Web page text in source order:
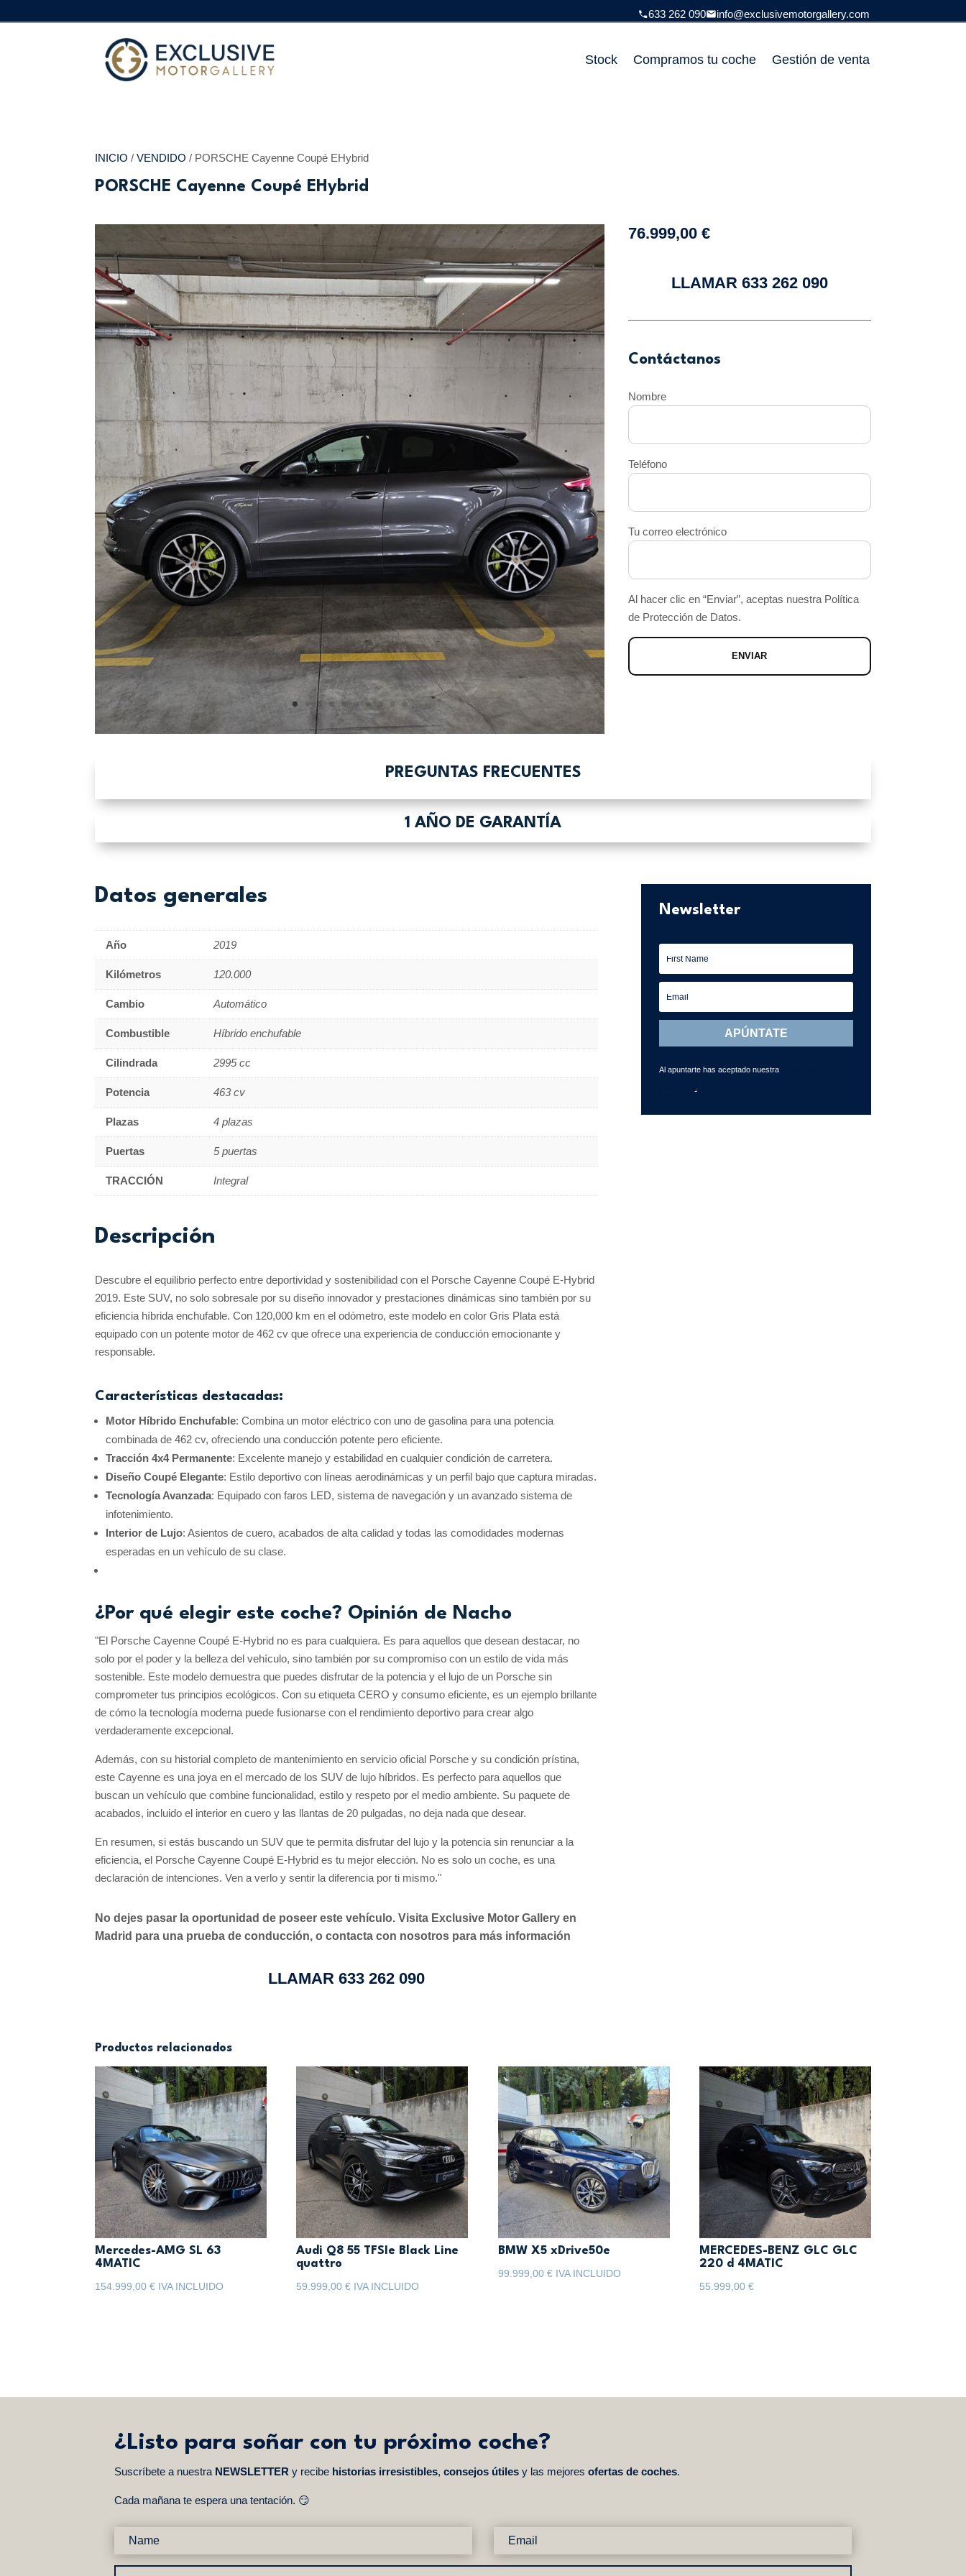
633 262 090 info@exclusivemotorgallery.com
Stock Compramos tu coche Gestión de venta
INICIO / VENDIDO / PORSCHE Cayenne Coupé EHybrid
PORSCHE Cayenne Coupé EHybrid
76.999,00 €
LLAMAR 633 262 090
Contáctanos
Nombre
Teléfono
Tu correo electrónico
Al hacer clic en “Enviar”, aceptas nuestra Política
de Protección de Datos.
PREGUNTAS FRECUENTES
1 AÑO DE GARANTÍA
Datos generales
Año 2019
Kilómetros 120.000
Cambio Automático
Combustible Híbrido enchufable
Cilindrada 2995 cc
Potencia 463 cv
Plazas 4 plazas
Puertas 5 puertas
TRACCIÓN Integral
Descripción
Descubre el equilibrio perfecto entre deportividad y sostenibilidad con el Porsche Cayenne Coupé E-Hybrid
2019. Este SUV, no solo sobresale por su diseño innovador y prestaciones dinámicas sino también por su
eficiencia híbrida enchufable. Con 120,000 km en el odómetro, este modelo en color Gris Plata está
equipado con un potente motor de 462 cv que ofrece una experiencia de conducción emocionante y
responsable.
Características destacadas:
Motor Híbrido Enchufable: Combina un motor eléctrico con uno de gasolina para una potencia
combinada de 462 cv, ofreciendo una conducción potente pero eficiente.
Tracción 4x4 Permanente: Excelente manejo y estabilidad en cualquier condición de carretera.
Diseño Coupé Elegante: Estilo deportivo con líneas aerodinámicas y un perfil bajo que captura miradas.
Tecnología Avanzada: Equipado con faros LED, sistema de navegación y un avanzado sistema de
infotenimiento.
Interior de Lujo: Asientos de cuero, acabados de alta calidad y todas las comodidades modernas
esperadas en un vehículo de su clase.
¿Por qué elegir este coche? Opinión de Nacho
"El Porsche Cayenne Coupé E-Hybrid no es para cualquiera. Es para aquellos que desean destacar, no
solo por el poder y la belleza del vehículo, sino también por su compromiso con un estilo de vida más
sostenible. Este modelo demuestra que puedes disfrutar de la potencia y el lujo de un Porsche sin
comprometer tus principios ecológicos. Con su etiqueta CERO y consumo eficiente, es un ejemplo brillante
de cómo la tecnología moderna puede fusionarse con el rendimiento deportivo para crear algo
verdaderamente excepcional.
Además, con su historial completo de mantenimiento en servicio oficial Porsche y su condición prístina,
este Cayenne es una joya en el mercado de los SUV de lujo híbridos. Es perfecto para aquellos que
buscan un vehículo que combine funcionalidad, estilo y respeto por el medio ambiente. Su paquete de
acabados, incluido el interior en cuero y las llantas de 20 pulgadas, no deja nada que desear.
En resumen, si estás buscando un SUV que te permita disfrutar del lujo y la potencia sin renunciar a la
eficiencia, el Porsche Cayenne Coupé E-Hybrid es tu mejor elección. No es solo un coche, es una
declaración de intenciones. Ven a verlo y sentir la diferencia por ti mismo."
No dejes pasar la oportunidad de poseer este vehículo. Visita Exclusive Motor Gallery en
Madrid para una prueba de conducción, o contacta con nosotros para más información
LLAMAR 633 262 090
Newsletter
APÚNTATE
Al apuntarte has aceptado nuestra
Productos relacionados
Mercedes-AMG SL 63
4MATIC
154.999,00 € IVA INCLUIDO
Audi Q8 55 TFSIe Black Line
quattro
59.999,00€ IVA INCLUIDO
BMW X5 xDrive50e
99.999,00 € IVA INCLUIDO
MERCEDES-BENZ GLC GLC
220 d 4MATIC
55.999,00 €
¿Listo para soñar con tu próximo coche?
Suscríbete a nuestra NEWSLETTER y recibe historias irresistibles,consejos útiles y las mejoresofertas de coches.
Cada mañana te espera una tentación. 😏